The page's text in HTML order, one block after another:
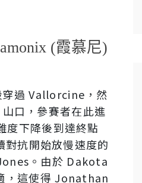
(霞慕尼)
過 Vallorcine，然
口，參賽者在此進
度下降後到達終點
抗開始放慢速度的
。由於 Dakota
，這使得 Jonathan